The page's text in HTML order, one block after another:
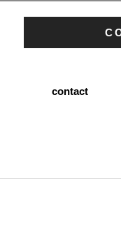
contact